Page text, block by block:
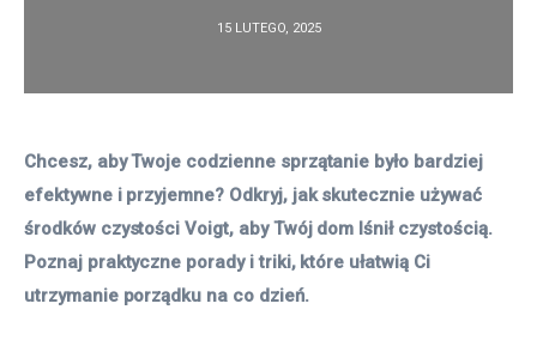
Więcej
15 LUTEGO, 2025
Chcesz, aby Twoje codzienne sprzątanie było bardziej
efektywne i przyjemne? Odkryj, jak skutecznie używać
środków czystości Voigt, aby Twój dom lśnił czystością.
Poznaj praktyczne porady i triki, które ułatwią Ci
utrzymanie porządku na co dzień.